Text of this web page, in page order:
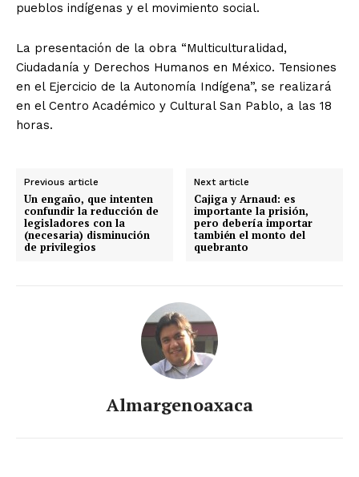
pueblos indígenas y el movimiento social.
La presentación de la obra “Multiculturalidad,
Ciudadanía y Derechos Humanos en México. Tensiones
en el Ejercicio de la Autonomía Indígena”, se realizará
en el Centro Académico y Cultural San Pablo, a las 18
horas.
Previous article
Un engaño, que intenten
confundir la reducción de
legisladores con la
(necesaria) disminución
de privilegios
Next article
Cajiga y Arnaud: es
importante la prisión,
pero debería importar
también el monto del
quebranto
Almargenoaxaca